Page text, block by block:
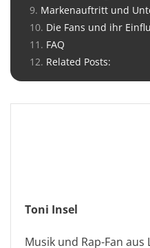
Markenauftritt und
Die Fans und ihr
FAQ
Related Posts:
Toni Insel
Musik und Rap-Fan